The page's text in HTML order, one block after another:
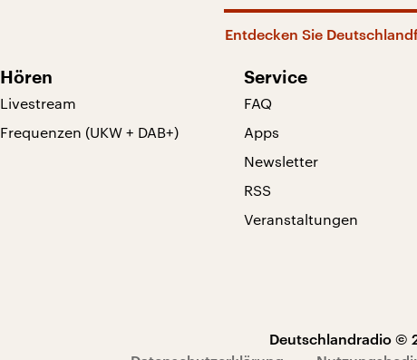
Entdecken Sie
Hören
Livestream
Frequenzen (UKW + DAB+)
Service
FAQ
Apps
Newsletter
RSS
Veranstaltungen
Deutschlandradio ©